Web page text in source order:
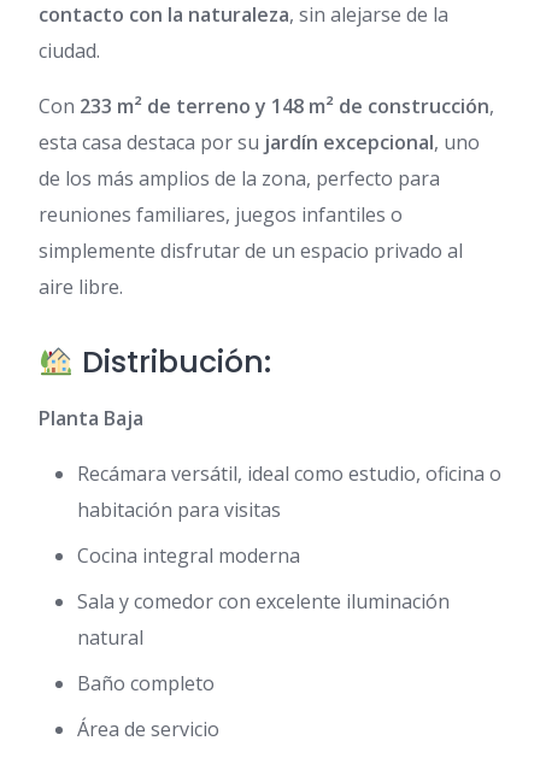
contacto con la naturaleza, sin alejarse de la
ciudad.
Con 233 m² de terreno y 148 m² de construcción,
esta casa destaca por su jardín excepcional, uno
de los más amplios de la zona, perfecto para
reuniones familiares, juegos infantiles o
simplemente disfrutar de un espacio privado al
aire libre.
Distribución:
Planta Baja
Recámara versátil, ideal como estudio, oficina o
habitación para visitas
Cocina integral moderna
Sala y comedor con excelente iluminación
natural
Baño completo
Área de servicio